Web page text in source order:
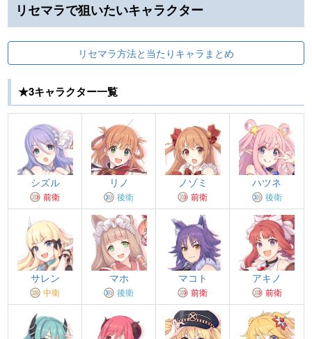
リセマラで狙いたいキャラクター
リセマラ方法と当たりキャラまとめ
★3キャラクター一覧
シズル
前衛
リノ
後衛
ノゾミ
前衛
ハツネ
後衛
サレン
中衛
マホ
後衛
マコト
前衛
アキノ
前衛